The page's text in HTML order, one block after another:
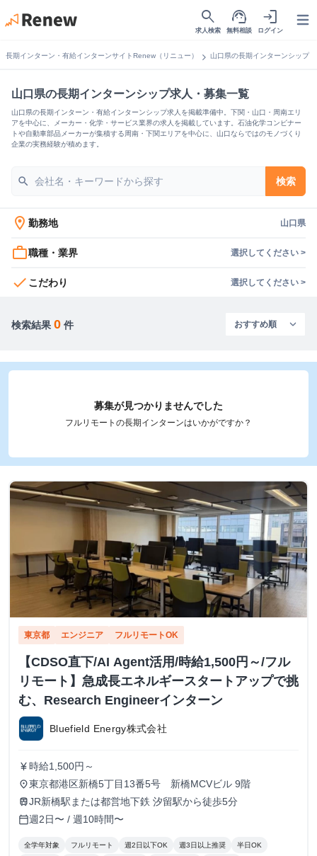
search
求人検索
support_agent
無料相談
login
ログイン
長期インターン・有給インターンサイトRenew（リニュー） chevron_right 山口県の長期インターンシップ
山口県の長期インターンシップ求人・募集一覧
山口県の長期インターン・有給インターンシップ求人を掲載準備中。下関・山口・周南エリ
アを中心に、メーカー・化学・サービス業界の求人を掲載しています。石油化学コンビナー
トや自動車部品メーカーが集積する周南・下関エリアを中心に、山口ならではのモノづくり
企業の実務経験が積めます。
search 検索
location_on 勤務地 山口県
work_outline職種・業界 選択してください >
check こだわり 選択してください >
検索結果 0 件
募集が見つかりませんでした
フルリモートの長期インターンはいかがですか？
東京都 エンジニア フルリモートOK
【CDSO直下/AI Agent活用/時給1,500円～/フル
リモート】急成長エネルギースタートアップで挑
む、Research Engineerインターン
Bluefield Energy株式会社
currency_yen 時給1,500円～
place東京都港区新橋5丁目13番5号 新橋MCVビル 9階
trainJR新橋駅または都営地下鉄 汐留駅から徒歩5分
calendar_today週2日〜 / 週10時間〜
全学年対象 フルリモート 週2日以下OK 週3日以上推奨 半日OK